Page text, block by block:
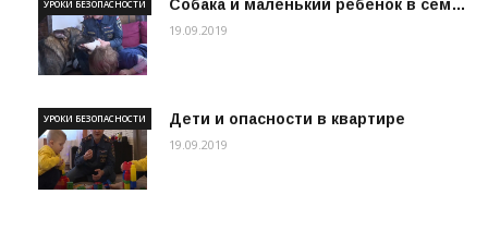
Собака и маленький ребенок в сем…
УРОКИ БЕЗОПАСНОСТИ
19.09.2019
Дети и опасности в квартире
УРОКИ БЕЗОПАСНОСТИ
19.09.2019